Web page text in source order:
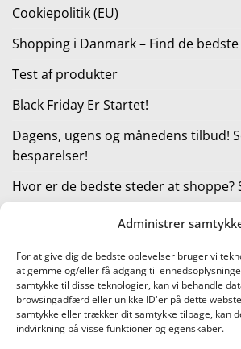
Administrer
For at give dig de bedste oplevelser bruger vi
at gemme og/eller få adgang til
samtykke til disse teknologier, kan vi behandle
browsingadfærd eller unikke ID'er på dette
samtykke eller trækker dit samtykke tilbage, kan
indvirkning på visse funktioner og egenskaber.
Cookiepolitik (EU)
Shopping i Danmark – Find de
Test af produkter
Black Friday Er Startet!
Dagens, ugens og månedens tilbud!
besparelser!
Hvor er de bedste steder at shoppe?
Kategorier